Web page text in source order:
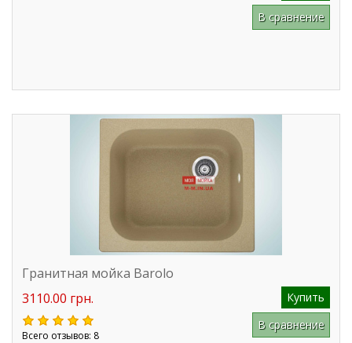
В сравнение
Гранитная мойка Barolo
3110.00 грн.
Купить
Всего отзывов: 8
В сравнение